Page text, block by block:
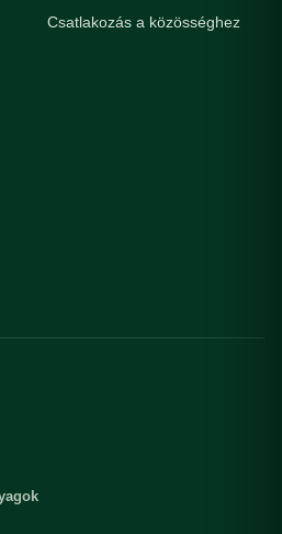
Csatlakozás a közösséghez